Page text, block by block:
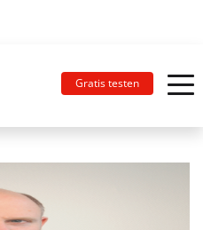
Gratis testen